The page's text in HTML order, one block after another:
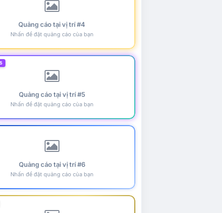
Quảng cáo tại vị trí #4
Nhấn để đặt quảng cáo của bạn
Quảng cáo tại vị trí #5
Nhấn để đặt quảng cáo của bạn
Quảng cáo tại vị trí #6
Nhấn để đặt quảng cáo của bạn